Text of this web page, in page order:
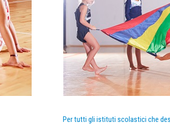
Per tutti gli istituti scolastici che